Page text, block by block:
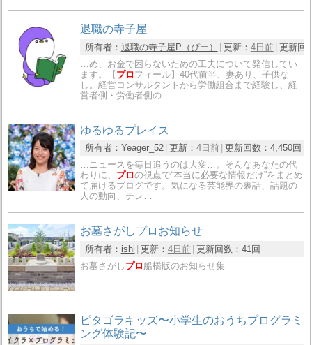
退職の寺子屋
所有者： 退職の寺子屋P（ぴー） 更新： 4日前 更新回
…め、お金で困らないための工夫について発信してい
ます。【 プロ フィール】40代前半、妻あり、子供な
し。経営コンサルタントから労働組合まで経験し、経
営者側・労働者側の…
ゆるゆるプレイス
所有者： Yeager_52 更新： 4日前 更新回数： 4,450回
…ニュースを毎日追うのは大変…。そんなあなたの代
わりに、 プロの視点で“本当に必要な情報だけ”をまとめ
て届けるブログです。気になる芸能界の裏話、話題の
人の動向、テレ…
お墓さがしプロお知らせ
所有者： ishi 更新： 4日前 更新回数： 41回
お墓さがし プロ船橋版のお知らせ集
ピタゴラキッズ〜小学生のおうちプログラミ
ング体験記〜